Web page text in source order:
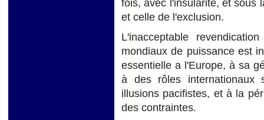
fois, avec l'insularité, et sous
et celle de l'exclusion.
L'inacceptable
mondiaux de puissance est
essentielle a l'Europe, à sa
à des rôles internationaux
illusions pacifistes, et à la
des contraintes.